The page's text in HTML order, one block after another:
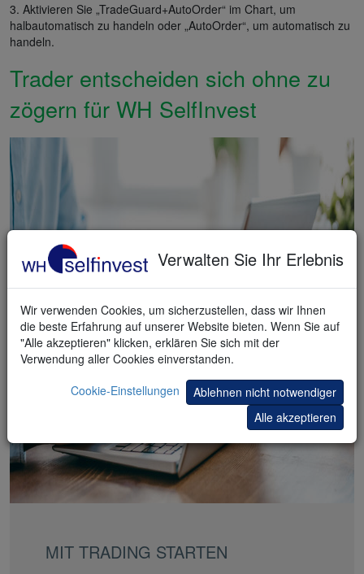
3. Aktivieren Sie „TradeGuard+AutoOrder“ im Chart, um
halbautomatisch zu handeln oder „AutoOrder“, um automatisch zu
handeln.
Trader entscheiden sich ohne zu
zögern für WH SelfInvest
MIT TRADING STARTEN
Verwalten Sie Ihr Erlebnis
Wir verwenden Cookies, um sicherzustellen, dass wir Ihnen
die beste Erfahrung auf unserer Website bieten. Wenn Sie auf
"Alle akzeptieren" klicken, erklären Sie sich mit der
Verwendung aller Cookies einverstanden.
Cookie-Einstellungen
Ablehnen nicht notwendiger
Alle akzeptieren